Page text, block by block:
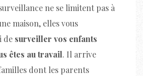
ne se limitent pas à
maison, elles vous
de surveiller vos enfants
êtes au travail. Il arrive
dont les parents